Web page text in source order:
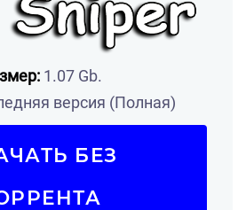
1.07 Gb.
версия (Полная)
БЕЗ